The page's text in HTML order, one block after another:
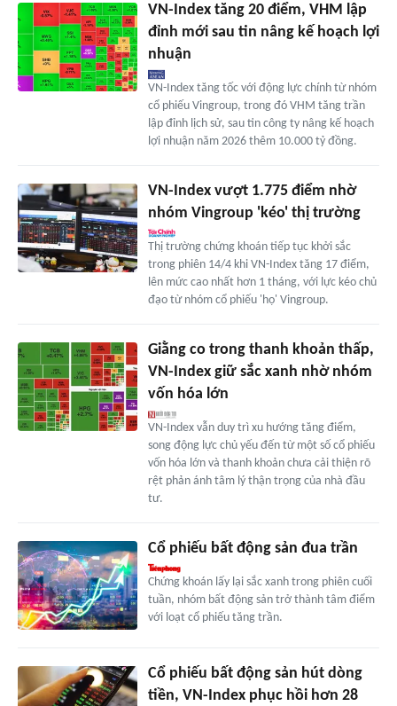
VN-Index tăng 20 điểm, VHM lập
đỉnh mới sau tin nâng kế hoạch lợi
nhuận
VN-Index tăng tốc với động lực chính từ nhóm
cổ phiếu Vingroup, trong đó VHM tăng trần
lập đỉnh lịch sử, sau tin công ty nâng kế hoạch
lợi nhuận năm 2026 thêm 10.000 tỷ đồng.
VN-Index vượt 1.775 điểm nhờ
nhóm Vingroup 'kéo' thị trường
Thị trường chứng khoán tiếp tục khởi sắc
trong phiên 14/4 khi VN-Index tăng 17 điểm,
lên mức cao nhất hơn 1 tháng, với lực kéo chủ
đạo từ nhóm cổ phiếu 'họ' Vingroup.
Giằng co trong thanh khoản thấp,
VN-Index giữ sắc xanh nhờ nhóm
vốn hóa lớn
VN-Index vẫn duy trì xu hướng tăng điểm,
song động lực chủ yếu đến từ một số cổ phiếu
vốn hóa lớn và thanh khoản chưa cải thiện rõ
rệt phản ánh tâm lý thận trọng của nhà đầu
tư.
Cổ phiếu bất động sản đua trần
Chứng khoán lấy lại sắc xanh trong phiên cuối
tuần, nhóm bất động sản trở thành tâm điểm
với loạt cổ phiếu tăng trần.
Cổ phiếu bất động sản hút dòng
tiền, VN-Index phục hồi hơn 28